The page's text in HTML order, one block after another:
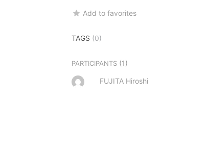
Add to favorites
TAGS (0)
PARTICIPANTS (1)
FUJITA Hiroshi